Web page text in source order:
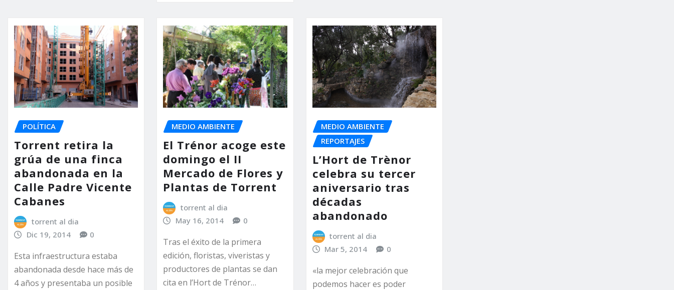
POLÍTICA
Torrent retira la
grúa de una finca
abandonada en la
Calle Padre Vicente
Cabanes
torrent al dia
Dic 19, 2014
0
Esta infraestructura estaba
abandonada desde hace más de
4 años y presentaba un posible
MEDIO AMBIENTE
El Trénor acoge este
domingo el II
Mercado de Flores y
Plantas de Torrent
torrent al dia
May 16, 2014
0
Tras el éxito de la primera
edición, floristas, viveristas y
productores de plantas se dan
cita en l’Hort de Trénor…
MEDIO AMBIENTE
REPORTAJES
L’Hort de Trènor
celebra su tercer
aniversario tras
décadas
abandonado
torrent al dia
Mar 5, 2014
0
«la mejor celebración que
podemos hacer es poder